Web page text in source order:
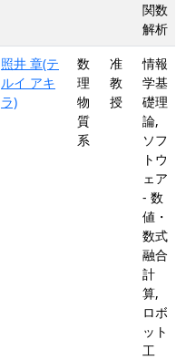
関数
解析
照井 章(テ
ルイ アキ
ラ)
数
理
物
質
系
准
教
授
情報
学基
礎理
論,
ソフ
トウ
ェア
- 数
値・
数式
融合
計
算,
ロボ
ット
工